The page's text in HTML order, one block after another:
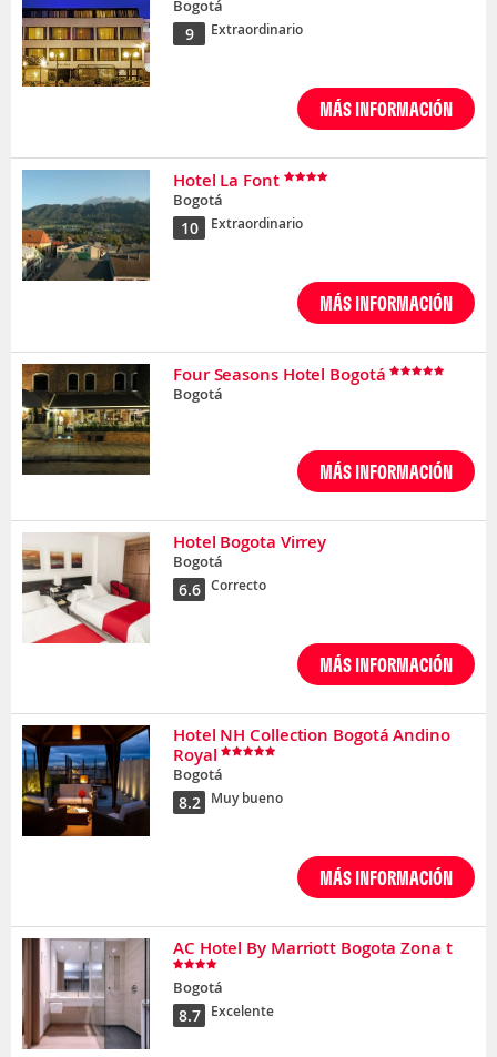
Bogotá
9 Extraordinario
MÁS INFORMACIÓN
Hotel La Font
Bogotá
10 Extraordinario
MÁS INFORMACIÓN
Four Seasons Hotel Bogotá
Bogotá
MÁS INFORMACIÓN
Hotel Bogota Virrey
Bogotá
6.6 Correcto
MÁS INFORMACIÓN
Hotel NH Collection Bogotá Andino
Royal
Bogotá
8.2 Muy bueno
MÁS INFORMACIÓN
AC Hotel By Marriott Bogota Zona t
Bogotá
8.7 Excelente